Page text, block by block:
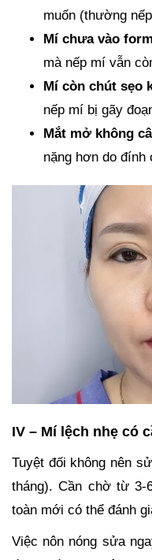
muốn (thường
Mí chưa vào
mà nếp mí vẫn
Mí còn chút sẹo
nếp mí bị gãy
Mắt mở không
nặng hơn do đính
IV – Mí lệch nhẹ có
Tuyệt đối không nên
tháng). Cần chờ từ 3-
toàn mới có thể đánh
Việc nôn nóng sửa